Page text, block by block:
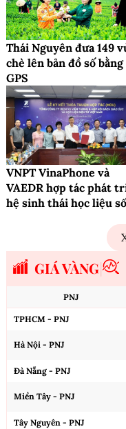
Thái Nguyên đưa 149
chè lên bản đồ số bằng
GPS
VNPT VinaPhone và
VAEDR hợp tác phát
hệ sinh thái học liệu số
GIÁ VÀNG
PNJ
TPHCM - PNJ
Hà Nội - PNJ
Đà Nẵng - PNJ
Miền Tây - PNJ
Tây Nguyên - PNJ